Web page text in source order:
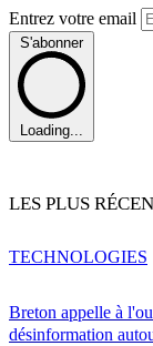
Entrez votre email
S'abonner
Loading...
LES PLUS
Breton appelle à
désinformation
TECHNOLOGIES